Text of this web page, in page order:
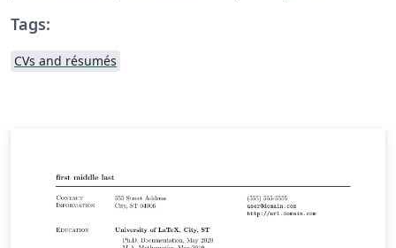
Tags:
CVs and résumés